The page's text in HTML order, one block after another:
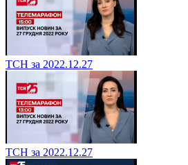
ТСН за 2022.12.27
ТСН за 2022.12.27